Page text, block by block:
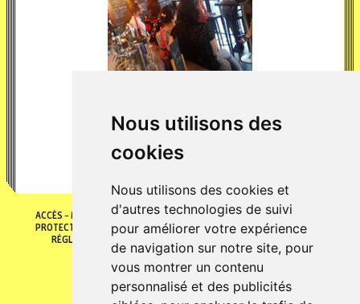
Nous utilisons des
cookies
Nous utilisons des cookies et
d'autres technologies de suivi
pour améliorer votre expérience
de navigation sur notre site, pour
vous montrer un contenu
personnalisé et des publicités
[...]
ACCÈS MENTIONS LÉGALES POLITIQUE DE COOKIES
POLITIQUE DE
PROTECTION DES DONNÉES
GÉRER MES PRÉFÈRENCES DE COOKIES
RÉGLEMENT INTÉRIEUR
CONDITIONS GÉNÉRALES DE VENTES
© 2026 Fontaine O livres